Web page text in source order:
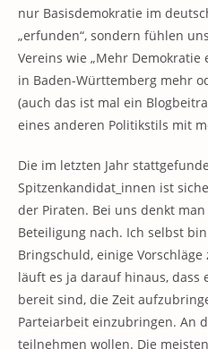
nur Basisdemokratie im
„erfunden“, sondern fühlen
Vereins wie „Mehr Demokratie
in Baden-Württemberg mehr
(auch das ist mal ein
eines anderen Politikstils mit
Die im letzten Jahr
Spitzenkandidat_innen ist
der Piraten. Bei uns denkt
Beteiligung nach. Ich selbst
Bringschuld, einige
läuft es ja darauf hinaus, dass
bereit sind, die Zeit
Parteiarbeit einzubringen. An
teilnehmen wollen. Die